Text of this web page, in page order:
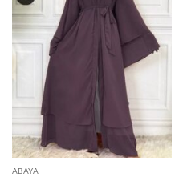
Ajouter
à la liste
d’envies
ABAYA